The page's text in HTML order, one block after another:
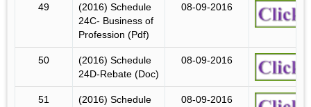
49
(2016) Schedule
24C- Business of
Profession (Pdf)
08-09-2016
50
(2016) Schedule
24D-Rebate (Doc)
08-09-2016
51
(2016) Schedule
08-09-2016